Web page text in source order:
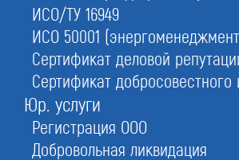
ИСО/ТУ 16949
ИСО 50001
Сертификат деловой
Сертификат добросовестного
Юр. услуги
Регистрация ООО
Добровольная ликвидация
4.Проверим на задвоение
ваших сотрудников
С этой услугой часто заказывают:
Специалисты НРС